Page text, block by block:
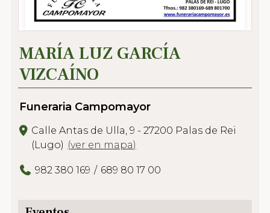
MARÍA LUZ GARCÍA
VIZCAÍNO
Funeraria Campomayor
Calle Antas de Ulla, 9 - 27200 Palas de Rei
(Lugo) (ver en mapa)
982 380 169 689 80 17 00